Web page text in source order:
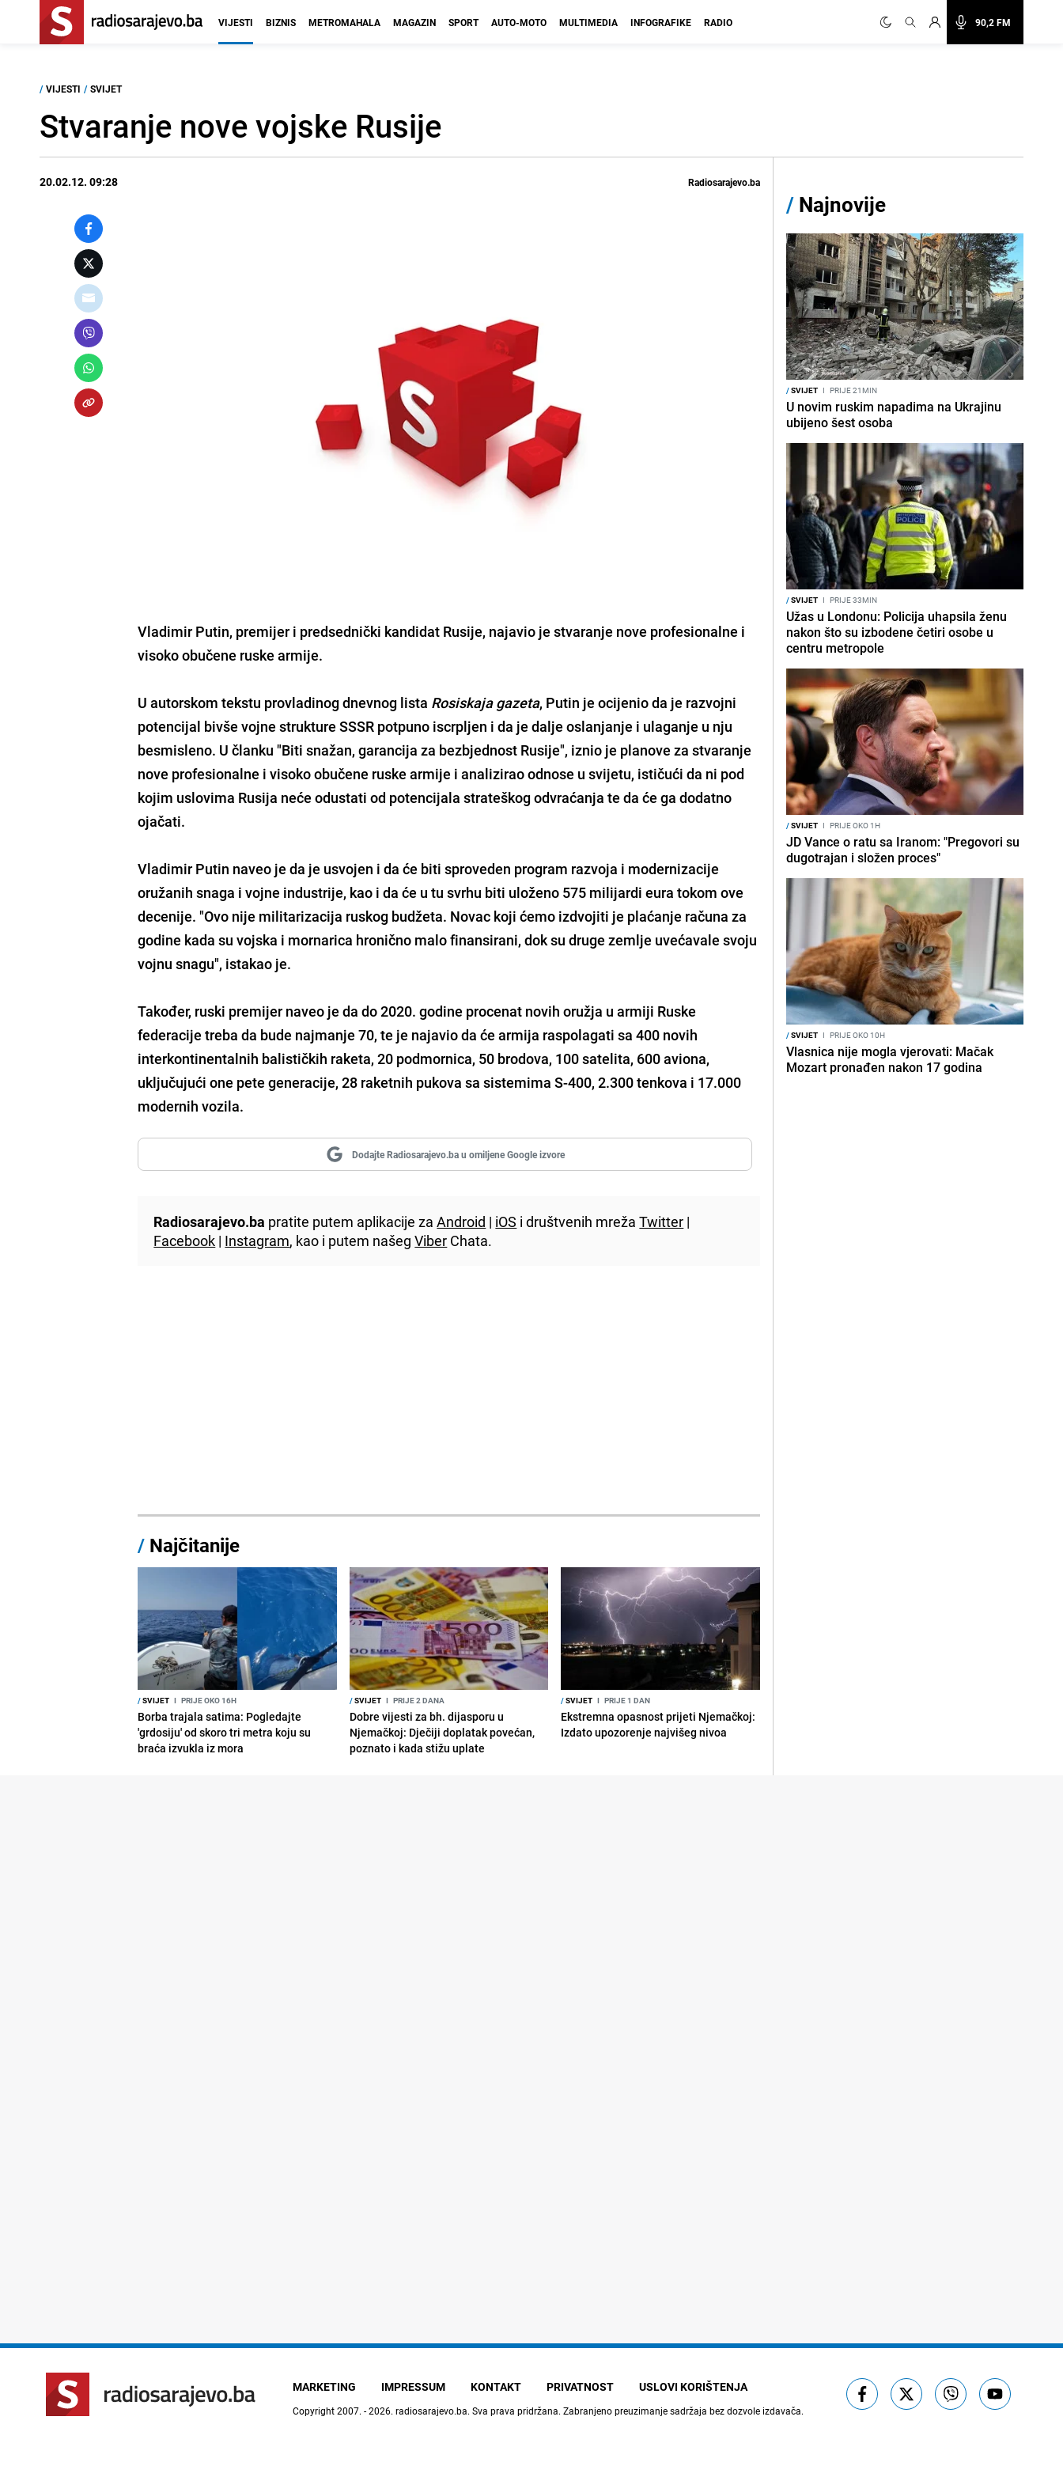
90,2 FM
VIJESTI BIZNIS METROMAHALA MAGAZIN SPORT AUTO-MOTO MULTIMEDIA INFOGRAFIKE RADIO
/ VIJESTI / SVIJET
Stvaranje nove vojske Rusije
20.02.12. 09:28 Radiosarajevo.ba
Vladimir Putin, premijer i predsednički kandidat Rusije, najavio je stvaranje nove profesionalne i
visoko obučene ruske armije.
U autorskom tekstu provladinog dnevnog lista Rosiskaja gazeta, Putin je ocijenio da je razvojni
potencijal bivše vojne strukture SSSR potpuno iscrpljen i da je dalje oslanjanje i ulaganje u nju
besmisleno. U članku "Biti snažan, garancija za bezbjednost Rusije", iznio je planove za stvaranje
nove profesionalne i visoko obučene ruske armije i analizirao odnose u svijetu, ističući da ni pod
kojim uslovima Rusija neće odustati od potencijala strateškog odvraćanja te da će ga dodatno
ojačati.
Vladimir Putin naveo je da je usvojen i da će biti sproveden program razvoja i modernizacije
oružanih snaga i vojne industrije, kao i da će u tu svrhu biti uloženo 575 milijardi eura tokom ove
decenije. "Ovo nije militarizacija ruskog budžeta. Novac koji ćemo izdvojiti je plaćanje računa za
godine kada su vojska i mornarica hronično malo finansirani, dok su druge zemlje uvećavale svoju
vojnu snagu", istakao je.
Također, ruski premijer naveo je da do 2020. godine procenat novih oružja u armiji Ruske
federacije treba da bude najmanje 70, te je najavio da će armija raspolagati sa 400 novih
interkontinentalnih balističkih raketa, 20 podmornica, 50 brodova, 100 satelita, 600 aviona,
uključujući one pete generacije, 28 raketnih pukova sa sistemima S-400, 2.300 tenkova i 17.000
modernih vozila.
Dodajte Radiosarajevo.ba u omiljene Google izvore
Radiosarajevo.ba pratite putem aplikacije zaAndroid | iOS i društvenih mrežaTwitter |
Facebook | Instagram, kao i putem našegViber Chata.
/ Najčitanije
/SVIJET I PRIJE OKO 16H
Borba trajala satima: Pogledajte
'grdosiju' od skoro tri metra koju su
braća izvukla iz mora
/SVIJET I PRIJE 2 DANA
Dobre vijesti za bh. dijasporu u
Njemačkoj: Dječiji doplatak povećan,
poznato i kada stižu uplate
/SVIJET I PRIJE 1 DAN
Ekstremna opasnost prijeti Njemačkoj:
Izdato upozorenje najvišeg nivoa
/ Najnovije
/SVIJET I PRIJE 21MIN
U novim ruskim napadima na Ukrajinu
ubijeno šest osoba
/SVIJET I PRIJE 33MIN
Užas u Londonu: Policija uhapsila ženu
nakon što su izbodene četiri osobe u
centru metropole
/SVIJET I PRIJE OKO 1H
JD Vance o ratu sa Iranom: "Pregovori su
dugotrajan i složen proces"
/SVIJET I PRIJE OKO 10H
Vlasnica nije mogla vjerovati: Mačak
Mozart pronađen nakon 17 godina
MARKETING IMPRESSUM KONTAKT PRIVATNOST USLOVI KORIŠTENJA
Copyright 2007. - 2026. radiosarajevo.ba. Sva prava pridržana. Zabranjeno preuzimanje sadržaja bez dozvole izdavača.